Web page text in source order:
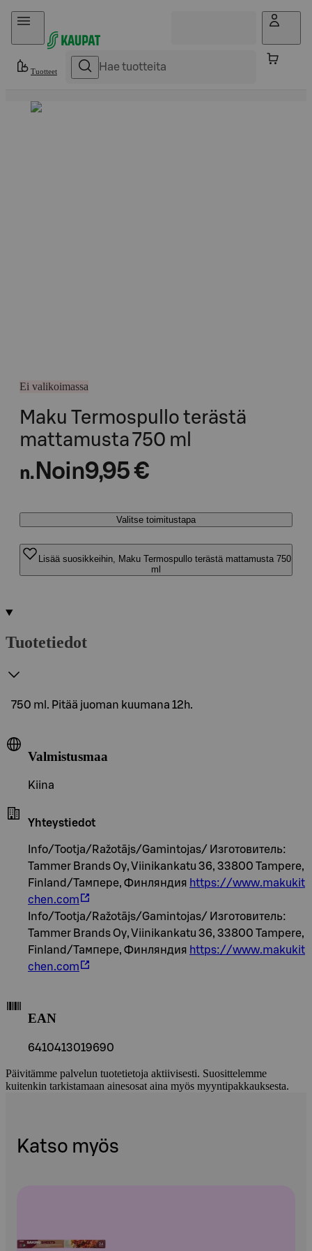
Hyppää sisältöön
Tuotteet
Ei valikoimassa
Maku Termospullo terästä
mattamusta 750 ml
n. Noin9,95 €
Valitse toimitustapa
Lisää suosikkeihin, Maku Termospullo terästä mattamusta 750
ml
Tuotetiedot
750 ml. Pitää juoman kuumana 12h.
Valmistusmaa
Kiina
Yhteystiedot
Info/Tootja/Ražotājs/Gamintojas/ Изготовитель:
Tammer Brands Oy, Viinikankatu 36, 33800 Tampere,
Finland/Тампере, Финляндия https://www.makukit
chen.com
Info/Tootja/Ražotājs/Gamintojas/ Изготовитель:
Tammer Brands Oy, Viinikankatu 36, 33800 Tampere,
Finland/Тампере, Финляндия https://www.makukit
chen.com
EAN
6410413019690
Päivitämme palvelun tuotetietoja aktiivisesti. Suosittelemme
kuitenkin tarkistamaan ainesosat aina myös myyntipakkauksesta.
Katso myös